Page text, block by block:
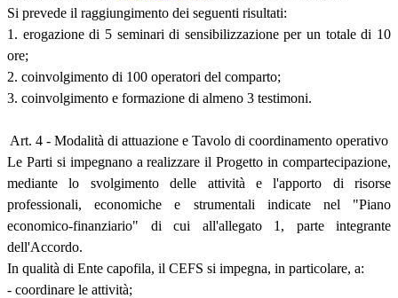
Si prevede il raggiungimento dei seguenti risultati:
1. erogazione di 5 seminari di sensibilizzazione per un totale di 10
ore;
2. coinvolgimento di 100 operatori del comparto;
3. coinvolgimento e formazione di almeno 3 testimoni.
Art. 4 - Modalità di attuazione e Tavolo di coordinamento operativo
Le Parti si impegnano a realizzare il Progetto in compartecipazione,
mediante lo svolgimento delle attività e l'apporto di risorse
professionali, economiche e strumentali indicate nel "Piano
economico-finanziario" di cui all'allegato 1, parte integrante
dell'Accordo.
In qualità di Ente capofila, il CEFS si impegna, in particolare, a:
- coordinare le attività;